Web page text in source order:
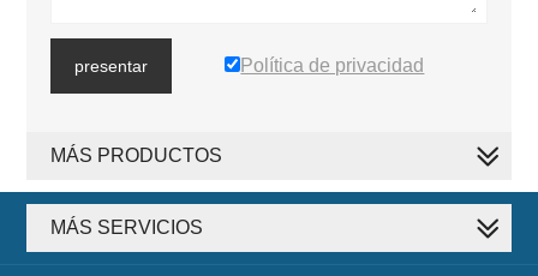
presentar Política de privacidad
MÁS PRODUCTOS
MÁS SERVICIOS